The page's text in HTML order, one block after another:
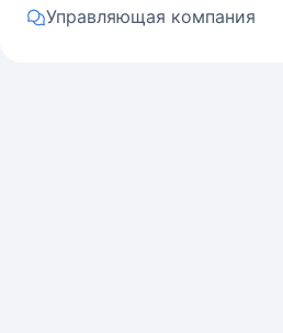
Управляющая компания